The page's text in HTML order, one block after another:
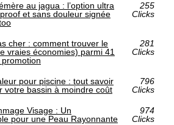
au jagua : l’option ultra
et sans douleur signée
255
Clicks
cher : comment trouver le
vraies économies) parmi 41
281
Clicks
pour piscine : tout savoir
votre bassin à moindre coût
796
Clicks
Visage : Un
pour une Peau Rayonnante
974
Clicks